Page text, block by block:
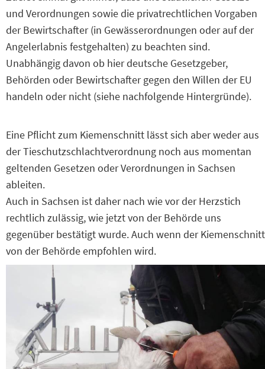
und Verordnungen sowie die privatrechtlichen Vorgaben
der Bewirtschafter (in Gewässerordnungen oder auf der
Angelerlabnis festgehalten) zu beachten sind.
Unabhängig davon ob hier deutsche Gesetzgeber,
Behörden oder Bewirtschafter gegen den Willen der EU
handeln oder nicht (siehe nachfolgende Hintergründe).
Eine Pflicht zum Kiemenschnitt lässt sich aber weder aus
der Tieschutzschlachtverordnung noch aus momentan
geltenden Gesetzen oder Verordnungen in Sachsen
ableiten.
Auch in Sachsen ist daher nach wie vor der Herzstich
rechtlich zulässig, wie jetzt von der Behörde uns
gegenüber bestätigt wurde. Auch wenn der Kiemenschnitt
von der Behörde empfohlen wird.